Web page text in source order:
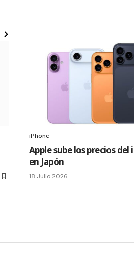
iPhone
Apple sube los precios del
en Japón
18 Julio 2026